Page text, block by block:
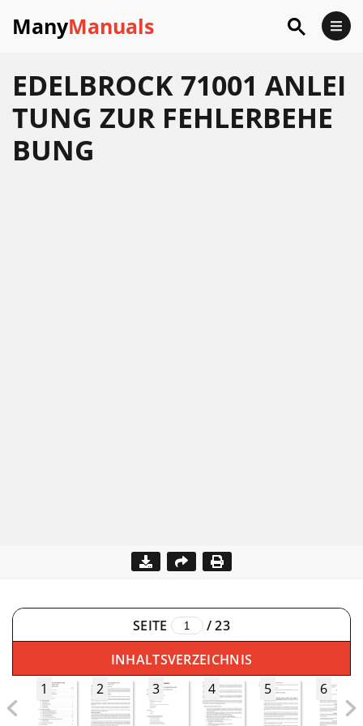
ManyManuals
EDELBROCK 71001 ANLEI
TUNG ZUR FEHLERBEHE
BUNG
SEITE /23
INHALTSVERZEICHNIS
1
2 3 4 5 6